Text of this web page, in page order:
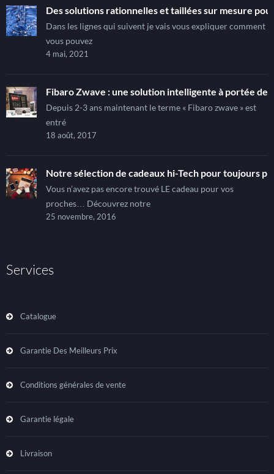
Des solutions rationnelles et taillées sur mesure
Dans les lignes qui suivent je vais vous expliquer comment
vous pouvez
4 mai, 2021
Fibaro Zwave : une solution intelligente à portée de
Depuis 2-3 ans maintenant le terme « Fibaro zwave » est
entré
18 août, 2017
Notre sélection de cadeaux hi-Tech pour toujours
Vous n’avez pas encore trouvé LE cadeau pour vos
proches… Découvrez notre
25 novembre, 2016
Services
Catalogue
Garantie Des Meilleurs Prix
Conditions générales de vente
Garantie légale
Livraison